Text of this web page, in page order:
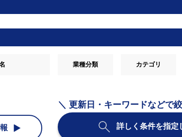
業種分類 カテゴリ
＼ 更新日・キーワードなどで
詳しく条件を指定